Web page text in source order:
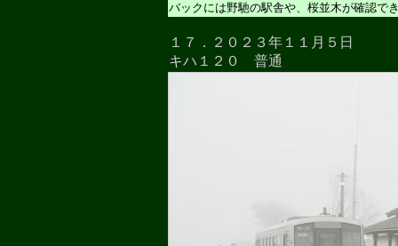
バックには野馳の駅舎や、桜並木が確認で
１７．２０２３年１１月５日
キハ１２０ 普通